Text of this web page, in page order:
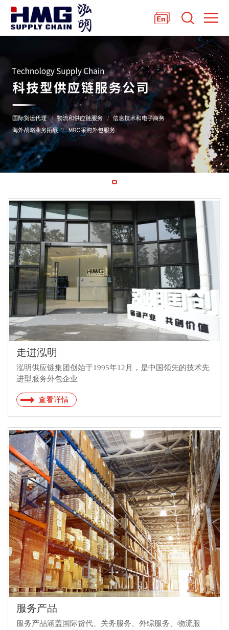
走进泓明
泓明供应链集团创始于1995年12月，是中国领先的技术先
进型服务外包企业
查看详情
服务产品
服务产品涵盖国际货代、关务服务、外综服务、物流服